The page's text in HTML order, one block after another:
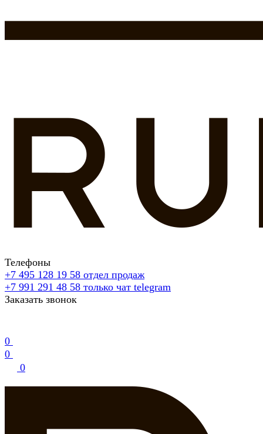
Телефоны
+7 495 128 19 58 отдел продаж
+7 991 291 48 58 только чат telegram
Заказать звонок
0
0
0